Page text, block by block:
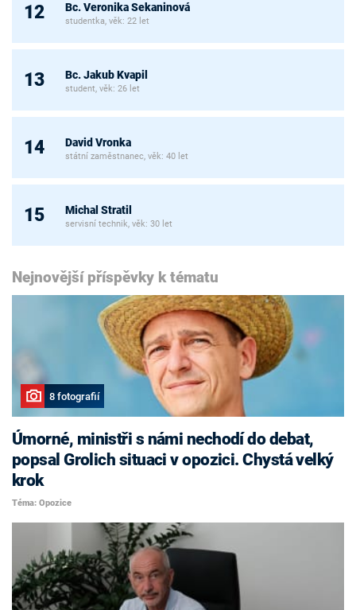
12 Bc. Veronika Sekaninová
studentka, věk: 22 let
13 Bc. Jakub Kvapil
student, věk: 26 let
14 David Vronka
státní zaměstnanec, věk: 40 let
15 Michal Stratil
servisní technik, věk: 30 let
Nejnovější příspěvky k tématu
8 fotografií
Úmorné, ministři s námi nechodí do debat,
popsal Grolich situaci v opozici. Chystá velký
krok
Téma: Opozice